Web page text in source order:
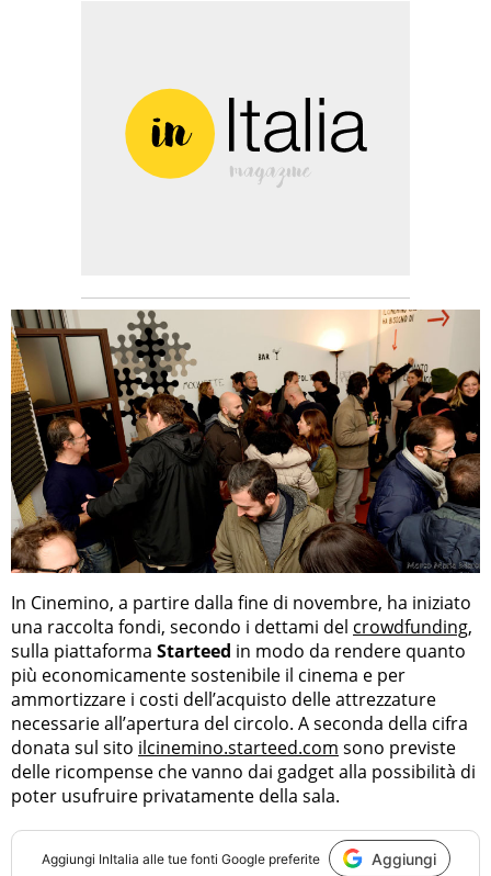
In Cinemino, a partire dalla fine di novembre, ha iniziato
una raccolta fondi, secondo i dettami del crowdfunding,
sulla piattaforma Starteed in modo da rendere quanto
più economicamente sostenibile il cinema e per
ammortizzare i costi dell’acquisto delle attrezzature
necessarie all’apertura del circolo. A seconda della cifra
donata sul sito ilcinemino.starteed.com sono previste
delle ricompense che vanno dai gadget alla possibilità di
poter usufruire privatamente della sala.
Aggiungi InItalia alle tue fonti Google preferite Aggiungi